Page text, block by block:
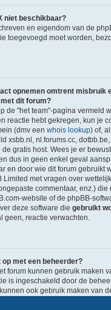
niet beschikbaar?
en eigendom van de
toegevoegd moet worden,
opnemen omtrent misbruik
dit forum?
de "het team"-pagina vermeld
reactie hebt gekregen, kun je
(dmv een whois lookup) of,
xsbb.nl, nl.forums.cc,
gratis host. Wees je er
dus in geen enkel geval
en door wie dit forum gebruikt
Limited met vragen over
commentaar, enz.) die
website of de phpBB-
deze software die gebruikt
geen, reactie verwachten.
met een beheerder?
forum kunnen gebruik maken
is ingeschakeld door de
ook gebruik maken van